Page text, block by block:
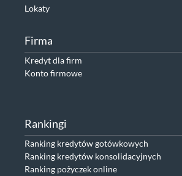
Lokaty
Firma
Kredyt dla firm
Konto firmowe
Rankingi
Ranking kredytów gotówkowych
Ranking kredytów konsolidacyjnych
Ranking pożyczek online